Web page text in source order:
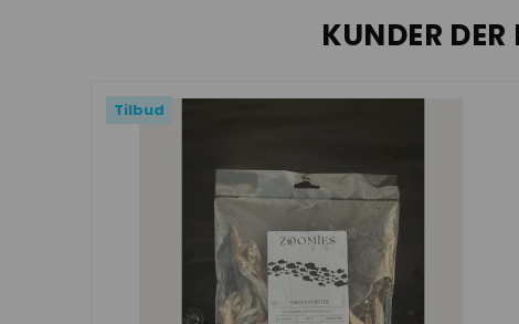
KUNDER
Tilbud